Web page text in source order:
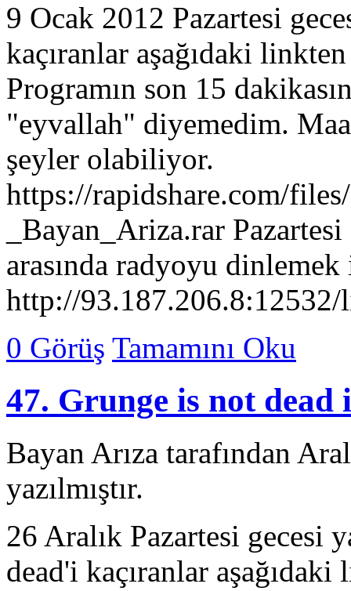
9 Ocak 2012 Pazartesi
kaçıranlar aşağıdaki
Programın son 15
"eyvallah" diyemedim.
şeyler olabiliyor.
https://rapidshare.com/
_Bayan_Ariza.rar
arasında radyoyu
http://93.187.206.8:12532/
0 Görüş Tamamını Oku
Bayan Arıza tarafından
yazılmıştır.
26 Aralık Pazartesi gecesi
dead'i kaçıranlar